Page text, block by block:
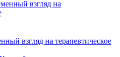
взгляд на терапевтическое